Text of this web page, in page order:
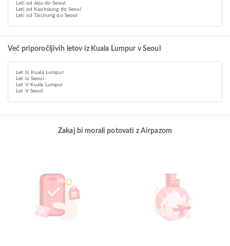
Leti od Jeju do Seoul
Leti od Kaohsiung do Seoul
Leti od Taichung do Seoul
Več priporočljivih letov iz Kuala Lumpur v Seoul
Let Iz Kuala Lumpur
Let Iz Seoul
Let V Kuala Lumpur
Let V Seoul
Zakaj bi morali potovati z Airpazom